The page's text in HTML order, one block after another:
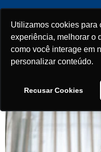
Utilizamos cookies para
experiência, melhorar o
como você interage em
personalizar conteúdo.
Recusar Cookies
Utilizamos cookies para
experiência, melhorar o
como você interage em
personalizar conteúdo.
Recusar Cookies
conteúdo
Tag:Bancos
Como
medicina: